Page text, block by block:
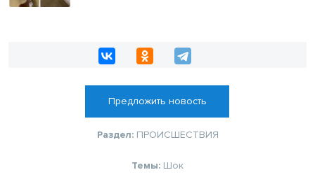
Предложить новость
Раздел: ПРОИСШЕСТВИЯ
Темы: Шок